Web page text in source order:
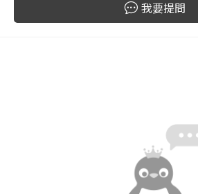
按下註冊即代表你同意我們的使用者
我要提問